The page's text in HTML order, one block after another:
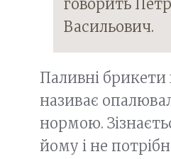
говорить
Васильович.
Паливні брикети
називає
нормою.
йому і не